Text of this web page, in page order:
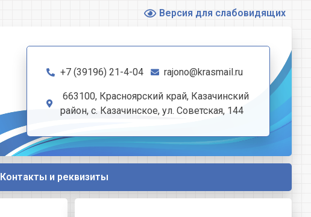
Версия для слабовидящих
+7 (39196) 21-4-04 rajono@krasmail.ru
663100, Красноярский край, Казачинский
район, с. Казачинское, ул. Советская, 144
Контакты и реквизиты